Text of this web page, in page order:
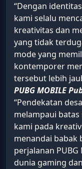
“Dengan
kami selalu
kreativitas dan
yang tidak
mode yang
kontemporer
tersebut lebih
PUBG MOBILE
“Pendekatan
melampaui
kami pada
menandai babak
perjalanan
dunia gaming